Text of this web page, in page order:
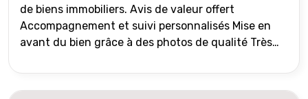
de biens immobiliers. Avis de valeur offert
Accompagnement et suivi personnalisés Mise en
avant du bien grâce à des photos de qualité Très
international) Validation du financement des
acquéreurs auprès de partenaires financiers